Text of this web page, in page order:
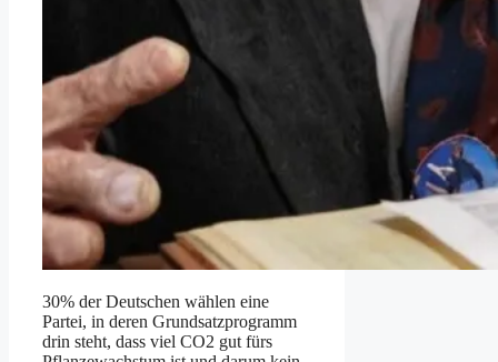
30% der Deutschen wählen eine
Partei, in deren Grundsatzprogramm
drin steht, dass viel CO2 gut fürs